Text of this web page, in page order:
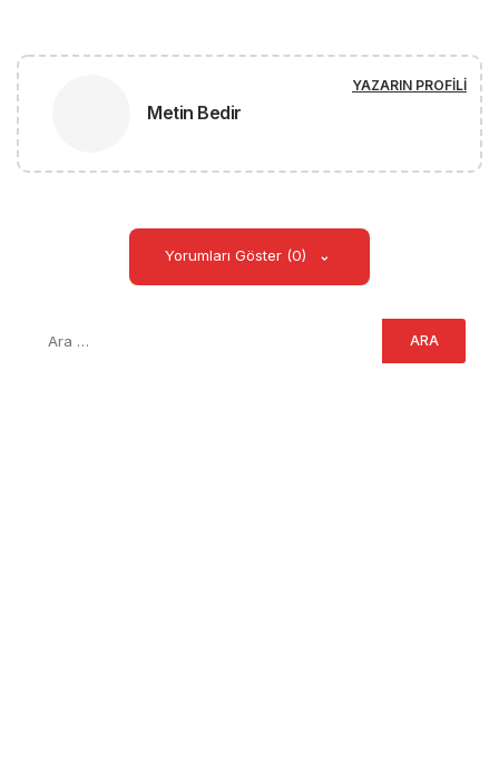
Metin Bedir
YAZARIN PROFILI
Yorumları Göster (0)